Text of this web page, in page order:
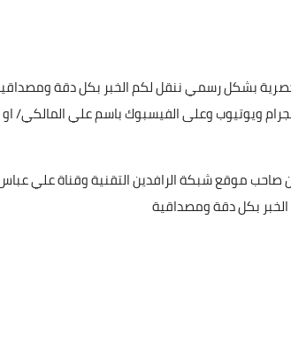
وحصرية بشكل رسمي ننقل لكم الخبر بكل دقة
ويوتيوب وعلى الفيسبوك باسم علي المالكي/ او
صاحب موقع شبكة الرافدين التقنية وقناة علي
بكل دقة ومصداقية